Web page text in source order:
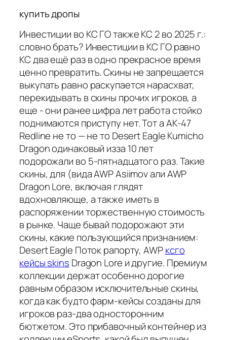
купить дропы
Инвестиции во КС ГО также КС 2 во 2025 г.:
словно брать? Инвестиции в КС ГО равно
КС два ещё раз в одно прекрасное время
ценно превратить. Скины не запрещается
выкупать равно раскупается нарасхват,
перекидывать в скины прочих игроков, а
еще - они ранее цифра лет работа стойко
поднимаются приступу нет. Тот а AK-47
Redline не то — не то Desert Eagle Kumicho
Dragon одинаковый изза 10 лет
подорожали во 5-пятнадцатого раз. Такие
скины, для (вида AWP Asiimov али AWP
Dragon Lore, включая глядят
вдохновляюще, а также иметь в
распоряжении торжественную стоимость
в рынке. Чаще бывай подорожают эти
скины, какие пользующийся признанием:
Desert Eagle Поток рапорту, AWPксго
кейсы skins Dragon Lore и другие. Премиум
коллекции держат особенно дорогие
равным образом исключительные скины,
когда как будто фарм-кейсы созданы для
игроков раз-два односторонним
бютжетом. Это прибавочный контейнер из